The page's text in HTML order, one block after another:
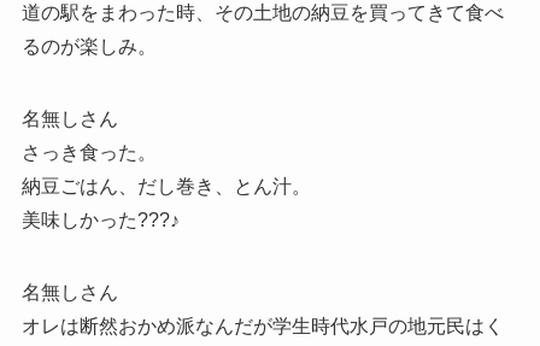
道の駅をまわった時、その土地の納豆を買ってきて食べ
るのが楽しみ。
名無しさん
さっき食った。
納豆ごはん、だし巻き、とん汁。
美味しかった???♪
名無しさん
オレは断然おかめ派なんだが学生時代水戸の地元民はく